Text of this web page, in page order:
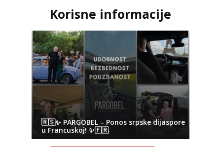
Korisne informacije
🇷🇸✨ PARGOBEL – Ponos srpske dijaspore
u Francuskoj! ✨🇫🇷